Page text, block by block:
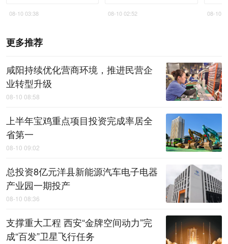
08-10 03:38 08-10 02:52 08-10
更多推荐
咸阳持续优化营商环境，推进民营企
业转型升级
08-10 08:58
上半年宝鸡重点项目投资完成率居全
省第一
08-10 09:02
总投资8亿元洋县新能源汽车电子电器
产业园一期投产
08-10 08:36
支撑重大工程 西安“金牌空间动力”完
成“百发”卫星飞行任务